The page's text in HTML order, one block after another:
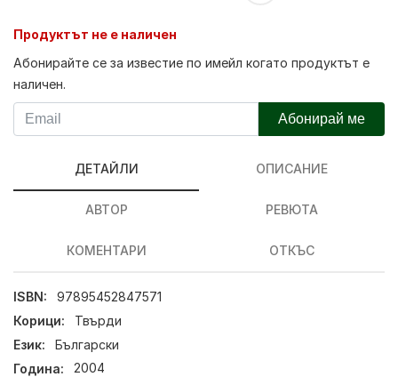
Продуктът не е наличен
Абонирайте се за известие по имейл когато продуктът е
наличен.
Абонирай ме
ДЕТАЙЛИ ОПИСАНИЕ
АВТОР РЕВЮТА
КОМЕНТАРИ ОТКЪС
ISBN:
97895452847571
Корици:
Твърди
Език:
Български
Година:
2004